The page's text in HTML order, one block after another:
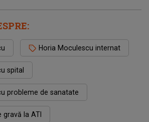
Horia Moculescu internat
spital
probleme de sanatate
gravă la ATI